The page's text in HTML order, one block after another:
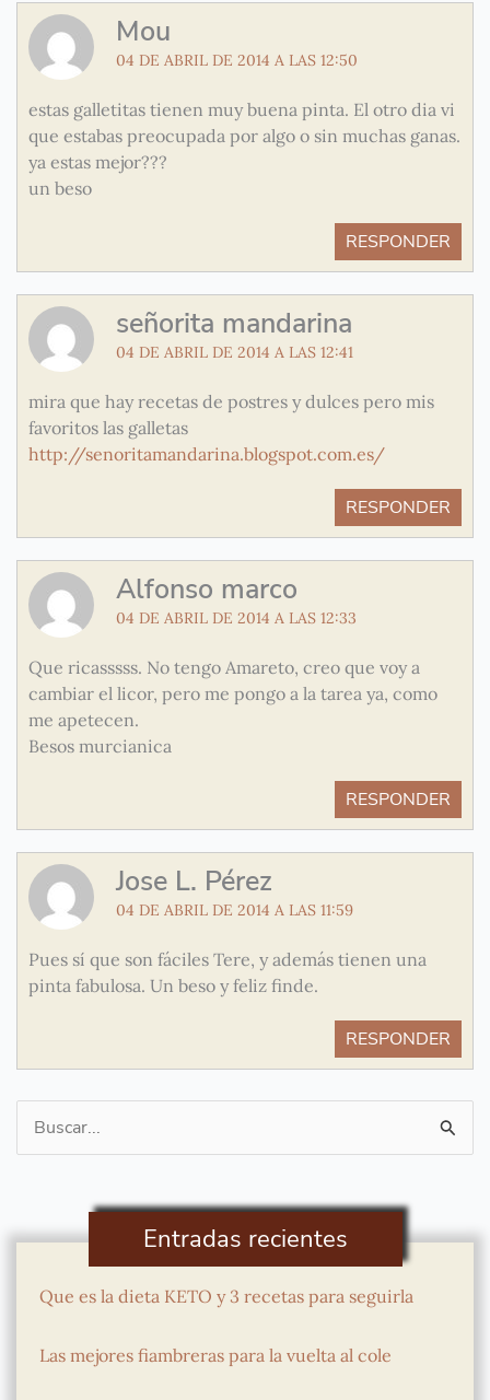
Mou
04 DE ABRIL DE 2014 A LAS 12:50
estas galletitas tienen muy buena pinta. El otro dia vi
que estabas preocupada por algo o sin muchas ganas.
ya estas mejor???
un beso
RESPONDER
señorita mandarina
04 DE ABRIL DE 2014 A LAS 12:41
mira que hay recetas de postres y dulces pero mis
favoritos las galletas
http://senoritamandarina.blogspot.com.es/
RESPONDER
Alfonso marco
04 DE ABRIL DE 2014 A LAS 12:33
Que ricasssss. No tengo Amareto, creo que voy a
cambiar el licor, pero me pongo a la tarea ya, como
me apetecen.
Besos murcianica
RESPONDER
Jose L. Pérez
04 DE ABRIL DE 2014 A LAS 11:59
Pues sí que son fáciles Tere, y además tienen una
pinta fabulosa. Un beso y feliz finde.
RESPONDER
Buscar
por:
Entradas recientes
Que es la dieta KETO y 3 recetas para seguirla
Las mejores fiambreras para la vuelta al cole